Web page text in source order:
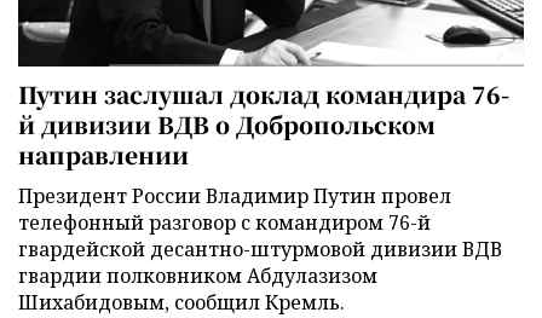
Путин заслушал доклад командира 76-
й дивизии ВДВ о Добропольском
направлении
Президент России Владимир Путин провел
телефонный разговор с командиром 76-й
гвардейской десантно-штурмовой дивизии ВДВ
гвардии полковником Абдулазизом
Шихабидовым, сообщил Кремль.